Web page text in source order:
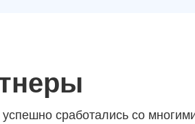
сработались со